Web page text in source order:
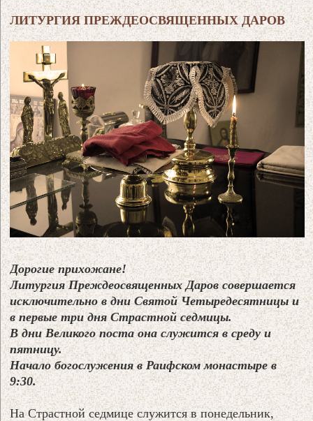
ЛИТУРГИЯ ПРЕЖДЕОСВЯЩЕННЫХ ДАРОВ
Дорогие прихожане!
Литургия Преждеосвященных Даров совершается
исключительно в дни Святой Четыредесятницы и
в первые три дня Страстной седмицы.
В дни Великого поста она служится в среду и
пятницу.
Начало богослужения в Раифском монастыре в
9:30.
На Страстной седмице служится в понедельник,